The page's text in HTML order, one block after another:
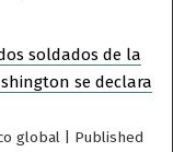
soldados de la
se declara
global
Published